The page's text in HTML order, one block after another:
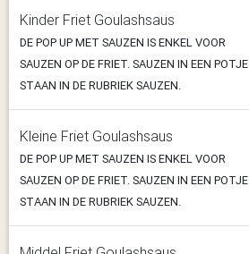
Kinder Friet Goulashsaus
DE POP UP MET SAUZEN IS ENKEL VOOR
SAUZEN OP DE FRIET. SAUZEN IN EEN POTJE
STAAN IN DE RUBRIEK SAUZEN.
Kleine Friet Goulashsaus
DE POP UP MET SAUZEN IS ENKEL VOOR
SAUZEN OP DE FRIET. SAUZEN IN EEN POTJE
STAAN IN DE RUBRIEK SAUZEN.